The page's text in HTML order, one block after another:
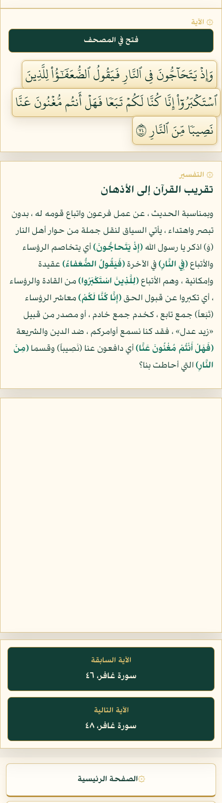
۞ الآية
فتح في المصحف
وَإِذۡ يَتَحَآجُّونَ فِي ٱلنَّارِ فَيَقُولُ ٱلضُّعَفَٰٓؤُاْ لِلَّذِينَ
ٱسۡتَكۡبَرُوٓاْ إِنَّا كُنَّا لَكُمۡ تَبَعٗا فَهَلۡ أَنتُم مُّغۡنُونَ عَنَّا
نَصِيبٗا مِّنَ ٱلنَّارِ ٤٧
۞ التفسير
تقريب القرآن إلى الأذهان
وبمناسبة الحديث ، عن عمل فرعون واتباع قومه له ، بدون
تبصر واهتداء ، يأتي السياق لنقل جملة من حوار أهل النار
(وَ) اذكر يا رسول الله(إِذْ يَتَحاجُّونَ)أي يتخاصم الرؤساء
والأتباع(فِي النَّارِ)في الآخرة(فَيَقُولُ الضُّعَفاءُ)عقيدة
وإمكانية ، وهم الأتباع(لِلَّذِينَ اسْتَكْبَرُوا)من القادة والرؤساء
، أي تكبروا عن قبول الحق(إِنَّا كُنَّا لَكُمْ)معاشر الرؤساء
(تَبَعاً) جمع تابع ، كخدم جمع خادم ، أو مصدر من قبيل
«زيد عدل» ، فقد كنا نسمع أوامركم ، ضد الدين والشريعة
(فَهَلْ أَنْتُمْ مُغْنُونَ عَنَّا)أي دافعون عنا (نَصِيباً) وقسما(مِنَ
النَّارِ)التي أحاطت بنا؟
الآية السابقة
سورة غافر، ٤٦
الآية التالية
سورة غافر، ٤٨
۞الصفحة الرئيسية